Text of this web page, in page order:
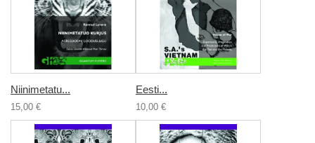
Niinimetatu...
15,00 €
Eesti...
10,00 €